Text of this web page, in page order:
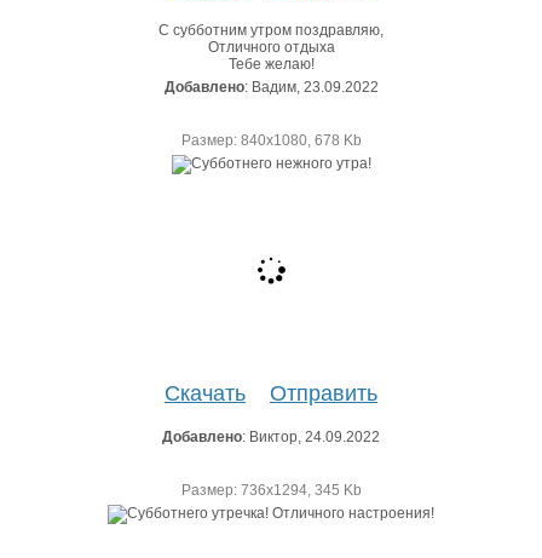
С субботним утром поздравляю,
Отличного отдыха
Тебе желаю!
Добавлено: Вадим, 23.09.2022
Размер: 840х1080, 678 Kb
Скачать Отправить
Добавлено: Виктор, 24.09.2022
Размер: 736х1294, 345 Kb